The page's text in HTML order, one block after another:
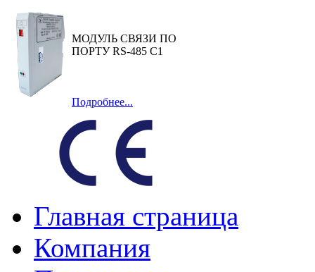
МОДУЛЬ СВЯЗИ ПО
ПОРТУ RS-485 C1
Подробнее...
Главная страница
Компания